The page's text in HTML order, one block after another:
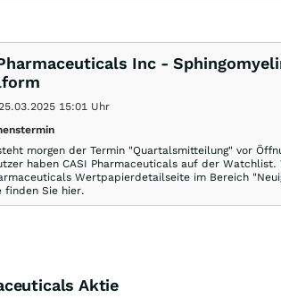
Inc -
15:01 Uhr
morgen der Termin "Quartalsmitteilung" vor
haben CASI Pharmaceuticals auf der
Wertpapierdetailseite im Bereich
finden Sie hier.
Aktie